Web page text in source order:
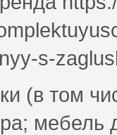
s-
(в том